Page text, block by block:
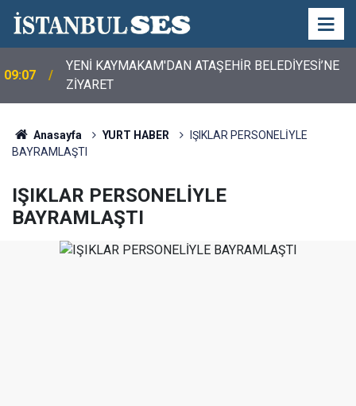
19:56
CHP Genel Başkanı Kemal Kılıçdaroğlu, CHP Spor
Kurulu Üyeleri ile Bir Araya Geldi
Anasayfa YURT HABER
IŞIKLAR PERSONELİYLE
BAYRAMLAŞTI
IŞIKLAR PERSONELİYLE
BAYRAMLAŞTI